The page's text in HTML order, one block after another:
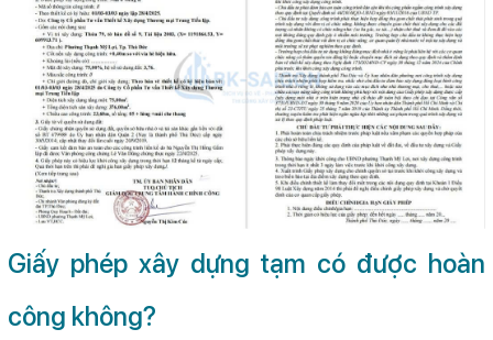
Giấy phép xây dựng tạm có được hoàn
công không?